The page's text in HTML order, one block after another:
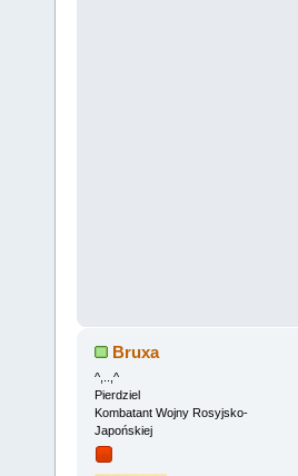
Bruxa
^,..,^
Pierdziel
Kombatant Wojny Rosyjsko-
Japońskiej